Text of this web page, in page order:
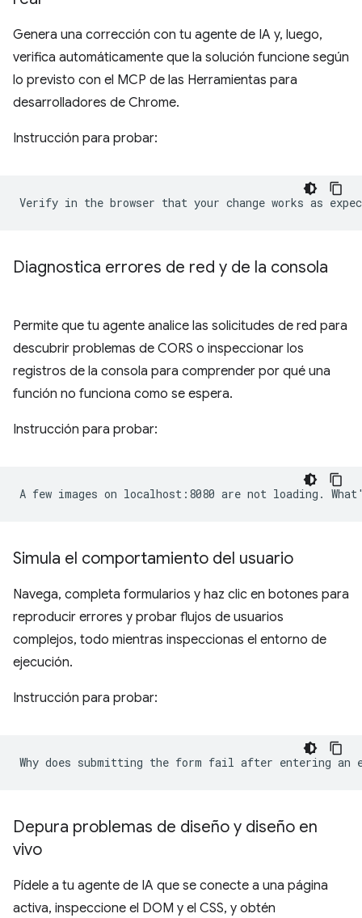
Genera una corrección con tu agente de IA y, luego,
verifica automáticamente que la solución funcione según
lo previsto con el MCP de las Herramientas para
desarrolladores de Chrome.
Instrucción para probar:
Diagnostica errores de red y de la consola
Permite que tu agente analice las solicitudes de red para
descubrir problemas de CORS o inspeccionar los
registros de la consola para comprender por qué una
función no funciona como se espera.
Instrucción para probar:
Simula el comportamiento del usuario
Navega, completa formularios y haz clic en botones para
reproducir errores y probar flujos de usuarios
complejos, todo mientras inspeccionas el entorno de
ejecución.
Instrucción para probar:
Depura problemas de diseño y diseño en
vivo
Pídele a tu agente de IA que se conecte a una página
activa, inspeccione el DOM y el CSS, y obtén